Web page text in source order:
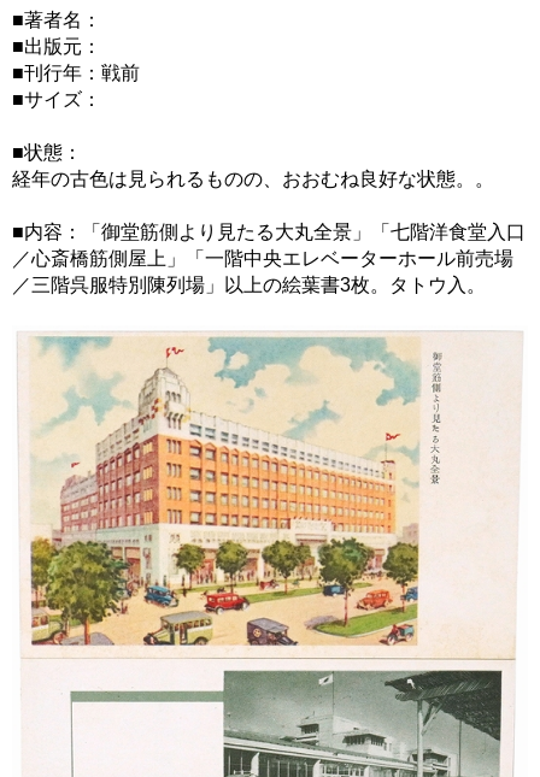
■著者名：
■出版元：
■刊行年：戦前
■サイズ：
■状態：
経年の古色は見られるものの、おおむね良好な状態。。
■内容：「御堂筋側より見たる大丸全景」「七階洋食堂入口
／心斎橋筋側屋上」「一階中央エレベーターホール前売場
／三階呉服特別陳列場」以上の絵葉書3枚。タトウ入。